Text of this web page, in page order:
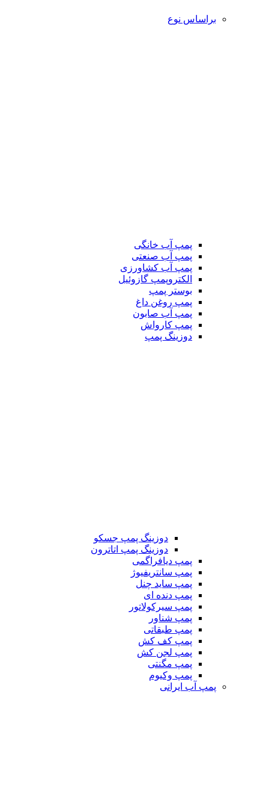
براساس نوع
پمپ آب خانگی
پمپ آب صنعتی
پمپ آب کشاورزی
الکتروپمپ گازوئیل
بوستر پمپ
پمپ روغن داغ
پمپ آب صابون
پمپ کارواش
دوزینگ پمپ
دوزینگ پمپ جسکو
دوزینگ پمپ اتاترون
پمپ دیافراگمی
پمپ سانتریفیوژ
پمپ ساید چنل
پمپ دنده ای
پمپ سیرکولاتور
پمپ شناور
پمپ طبقاتی
پمپ کف کش
پمپ لجن کش
پمپ مگنتی
پمپ وکیوم
پمپ آب ایرانی